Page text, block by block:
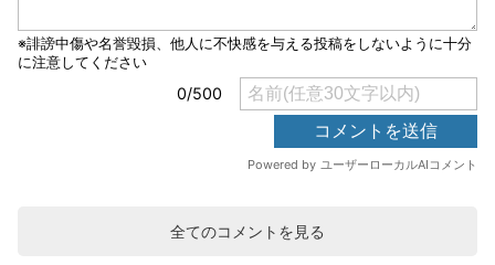
全てのコメントを見る